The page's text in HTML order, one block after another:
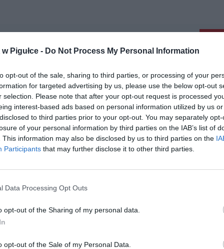
Pigułce - Do Not Process My Personal Information
opt-out of the sale, sharing to third parties, or processing of your
for targeted advertising by us, please use the below opt-out
selection. Please note that after your opt-out request is processed
interest-based ads based on personal information utilized by us
to third parties prior to your opt-out. You may separately
of your personal information by third parties on the IAB’s list of
This information may also be disclosed by us to third parties on the
Participants that may further disclose it to other third parties.
Data Processing Opt Outs
opt-out of the Sharing of my personal data.
opt-out of the Sale of my Personal Data.